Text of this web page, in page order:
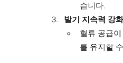
습니다.
발기 지속력 강화
혈류 공급
를 유지할